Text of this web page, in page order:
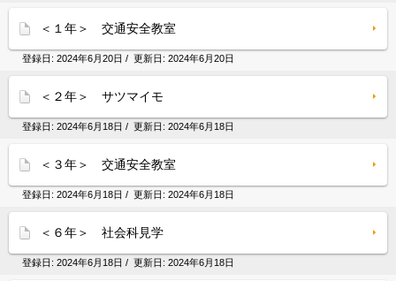
＜１年＞ 交通安全教室
登録日: 2024年6月20日 / 更新日: 2024年6月20日
＜２年＞ サツマイモ
登録日: 2024年6月18日 / 更新日: 2024年6月18日
＜３年＞ 交通安全教室
登録日: 2024年6月18日 / 更新日: 2024年6月18日
＜６年＞ 社会科見学
登録日: 2024年6月18日 / 更新日: 2024年6月18日